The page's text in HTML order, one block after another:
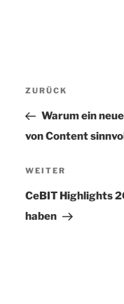
Vorheriger
Beitrag
ZURÜCK
Warum ein
von Content
Nächster
Beitrag
WEITER
CeBIT Highlights
haben